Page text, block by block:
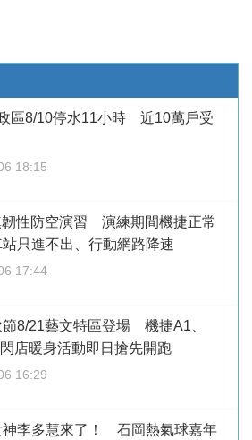
區8/10停水11小時 近10萬戶受
18:15
韌性防空演習 演練期間機捷正常
只進不出、行動網路降速
17:44
8/21藝文特區登場 機捷A1、
店暖身活動即日搶先開跑
16:29
神李多慧來了！ 石岡熱氣球嘉年